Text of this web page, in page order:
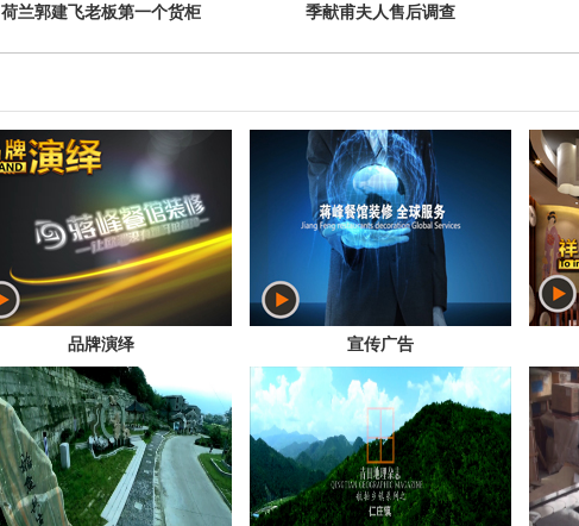
荷兰郭建飞老板第一个货柜 季献甫夫人售后调查
品牌演绎 宣传广告